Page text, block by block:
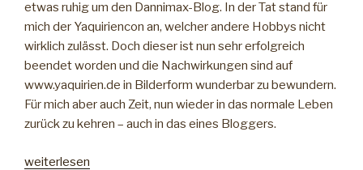
etwas ruhig um den Dannimax-Blog. In der Tat stand für
mich der Yaquiriencon an, welcher andere Hobbys nicht
wirklich zulässt. Doch dieser ist nun sehr erfolgreich
beendet worden und die Nachwirkungen sind auf
www.yaquirien.de in Bilderform wunderbar zu bewundern.
Für mich aber auch Zeit, nun wieder in das normale Leben
zurück zu kehren – auch in das eines Bloggers.
„Ende
weiterlesen